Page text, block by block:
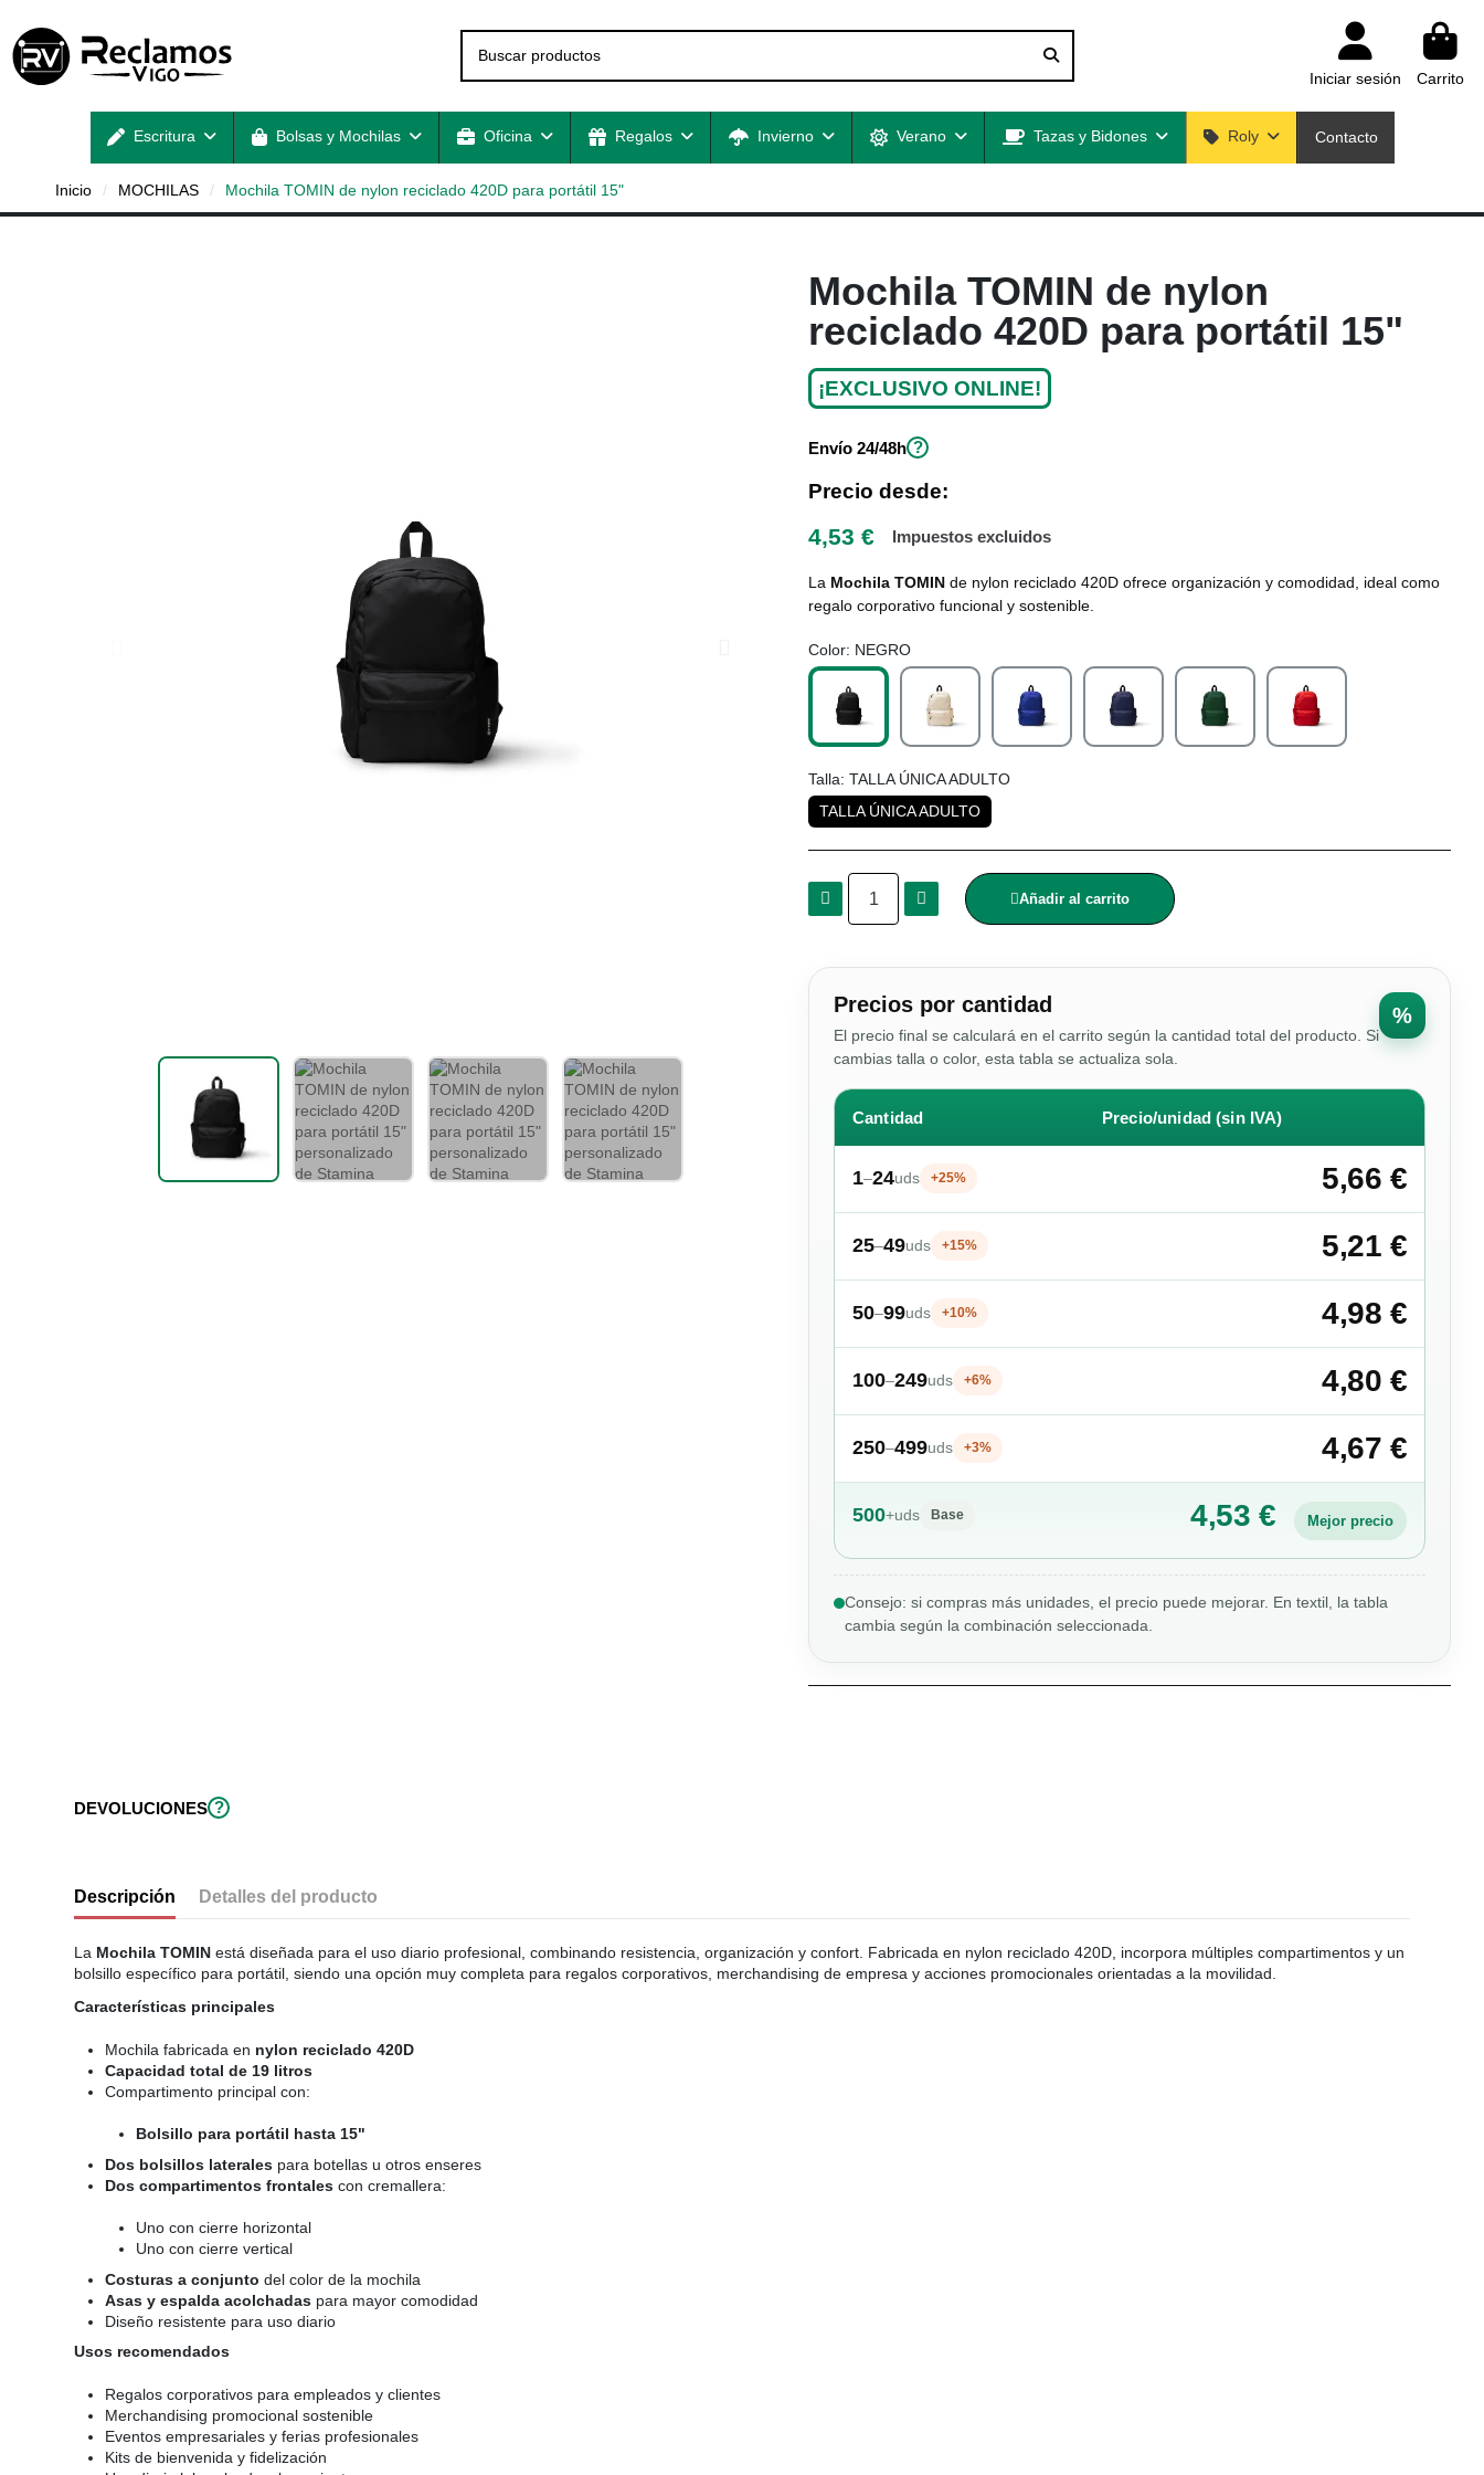
Iniciar sesión Carrito
Escritura Bolsas y Mochilas Oficina Regalos Invierno Verano Tazas y Bidones Roly Contacto
Inicio MOCHILAS Mochila TOMIN de nylon reciclado 420D para portátil 15"
Mochila TOMIN de nylon
reciclado 420D para portátil 15"
¡EXCLUSIVO ONLINE!
Envío 24/48h ?
Precio desde:
4,53 € Impuestos excluidos
La Mochila TOMIN de nylon reciclado 420D ofrece organización y comodidad, ideal como
regalo corporativo funcional y sostenible.
Color NEGRO
Talla TALLA ÚNICA ADULTO
TALLA ÚNICA ADULTO
Añadir al carrito
Precios por cantidad
El precio final se calculará en el carrito según la cantidad total del producto. Si
cambias talla o color, esta tabla se actualiza sola.
%
Cantidad Precio/unidad (sin IVA)
1–24uds +25% 5,66 €
25–49uds +15% 5,21 €
50–99uds +10% 4,98 €
100–249uds +6% 4,80 €
250–499uds +3% 4,67 €
500+uds Base 4,53 € Mejor precio
Consejo: si compras más unidades, el precio puede mejorar. En textil, la tabla
cambia según la combinación seleccionada.
DEVOLUCIONES ?
Descripción Detalles del producto
La Mochila TOMIN está diseñada para el uso diario profesional, combinando resistencia, organización y confort. Fabricada en nylon reciclado 420D, incorpora múltiples compartimentos y un
bolsillo específico para portátil, siendo una opción muy completa para regalos corporativos, merchandising de empresa y acciones promocionales orientadas a la movilidad.
Características principales
Mochila fabricada en nylon reciclado 420D
Capacidad total de 19 litros
Compartimento principal con:
Bolsillo para portátil hasta 15"
Dos bolsillos laterales para botellas u otros enseres
Dos compartimentos frontales con cremallera:
Uno con cierre horizontal
Uno con cierre vertical
Costuras a conjunto del color de la mochila
Asas y espalda acolchadas para mayor comodidad
Diseño resistente para uso diario
Usos recomendados
Regalos corporativos para empleados y clientes
Merchandising promocional sostenible
Eventos empresariales y ferias profesionales
Kits de bienvenida y fidelización